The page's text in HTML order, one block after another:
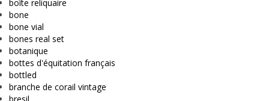
boîte reliquaire
bone
bone vial
bones real set
botanique
bottes d'équitation français
bottled
branche de corail vintage
bresil